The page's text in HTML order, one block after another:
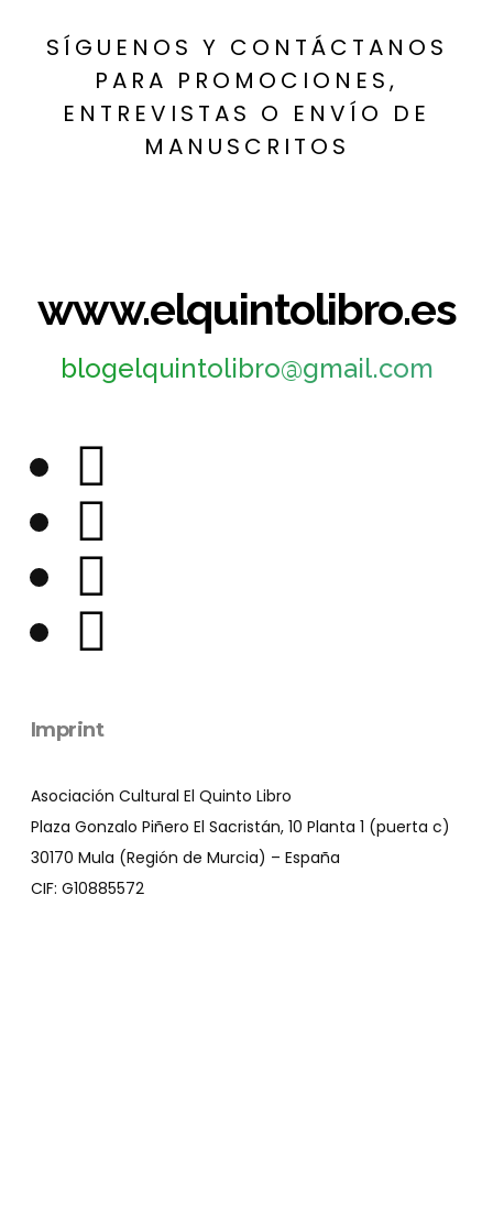
SÍGUENOS Y CONTÁCTANOS
PARA PROMOCIONES,
ENTREVISTAS O ENVÍO DE
MANUSCRITOS
www.elquintolibro.es
blogelquintolibro@gmail.com
Imprint
Asociación Cultural El Quinto Libro
Plaza Gonzalo Piñero El Sacristán, 10 Planta 1 (puerta c)
30170 Mula (Región de Murcia) – España
CIF: G10885572